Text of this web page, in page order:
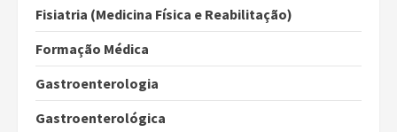
Fisiatria (Medicina Física e Reabilitação)
Formação Médica
Gastroenterologia
Gastroenterológica